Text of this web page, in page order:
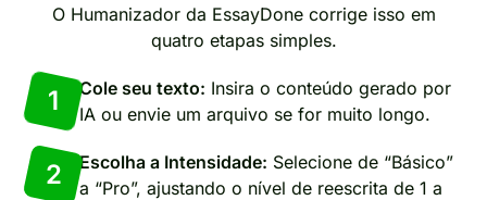
O Humanizador da EssayDone corrige isso em
quatro etapas simples.
1 Cole seu texto: Insira o conteúdo gerado por
IA ou envie um arquivo se for muito longo.
2 Escolha a Intensidade: Selecione de “Básico”
a “Pro”, ajustando o nível de reescrita de 1 a